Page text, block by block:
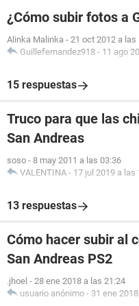
¿Cómo subir fotos a
Alinka Malinka - 21 oct 2012 a las
Guillefernandez918 - 11 ago
15 respuestas
Truco para que las
San Andreas
soso - 8 may 2011 a las 03:36
VALENTINA - 17 jul 2019 a las
13 respuestas
Cómo hacer subir al
San Andreas PS2
.jhoel - 28 ene 2018 a las 21:24
usuario anónimo - 31 ene